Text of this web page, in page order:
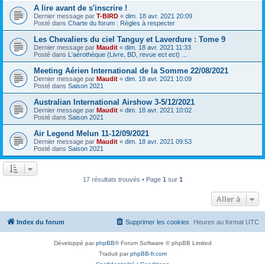
A lire avant de s'inscrire !
Dernier message par T-BIRD « dim. 18 avr. 2021 20:09
Posté dans Charte du forum : Règles à respecter
Les Chevaliers du ciel Tanguy et Laverdure : Tome 9
Dernier message par Maudit « dim. 18 avr. 2021 11:33
Posté dans L'aérothèque (Livre, BD, revue ect ect) ...
Meeting Aérien International de la Somme 22/08/2021
Dernier message par Maudit « dim. 18 avr. 2021 10:09
Posté dans Saison 2021
Australian International Airshow 3-5/12/2021
Dernier message par Maudit « dim. 18 avr. 2021 10:02
Posté dans Saison 2021
Air Legend Melun 11-12/09/2021
Dernier message par Maudit « dim. 18 avr. 2021 09:53
Posté dans Saison 2021
17 résultats trouvés • Page 1 sur 1
Aller à
Index du forum Heures au format UTC
Supprimer les cookies
Développé parphpBB® Forum Software © phpBB Limited
Traduit parphpBB-fr.com